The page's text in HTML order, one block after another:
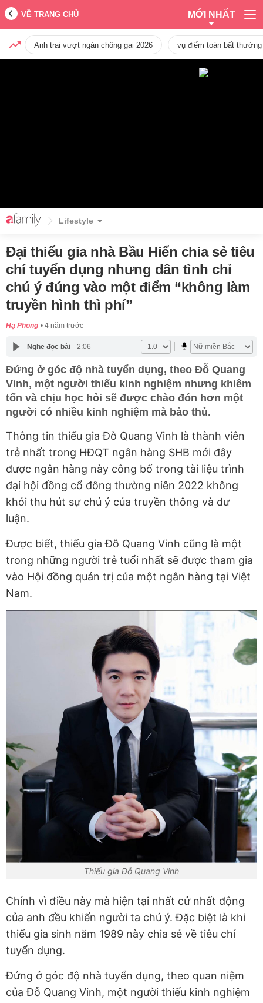
VỀ TRANG CHỦ MỚI NHẤT
Anh trai vượt ngàn chông gai 2026 vụ điểm toán bất
Lifestyle
Đại thiếu gia nhà Bầu Hiển chia sẻ tiêu
chí tuyển dụng nhưng dân tình chỉ
chú ý đúng vào một điểm “không làm
truyền hình thì phí”
Hạ Phong 4 năm trước
Nghe đọc bài 2:06
Đứng ở góc độ nhà tuyển dụng, theo Đỗ Quang
Vinh, một người thiếu kinh nghiệm nhưng khiêm
tốn và chịu học hỏi sẽ được chào đón hơn một
người có nhiều kinh nghiệm mà bảo thủ.
Thông tin thiếu gia Đỗ Quang Vinh là thành viên
trẻ nhất trong HĐQT ngân hàng SHB mới đây
được ngân hàng này công bố trong tài liệu trình
đại hội đồng cổ đông thường niên 2022 không
khỏi thu hút sự chú ý của truyền thông và dư
luận.
Được biết, thiếu gia Đỗ Quang Vinh cũng là một
trong những người trẻ tuổi nhất sẽ được tham gia
vào Hội đồng quản trị của một ngân hàng tại Việt
Nam.
Thiếu gia Đỗ Quang Vinh
Chính vì điều này mà hiện tại nhất cử nhất động
của anh đều khiến người ta chú ý. Đặc biệt là khi
thiếu gia sinh năm 1989 này chia sẻ về tiêu chí
tuyển dụng.
Đứng ở góc độ nhà tuyển dụng, theo quan niệm
của Đỗ Quang Vinh, một người thiếu kinh nghiệm